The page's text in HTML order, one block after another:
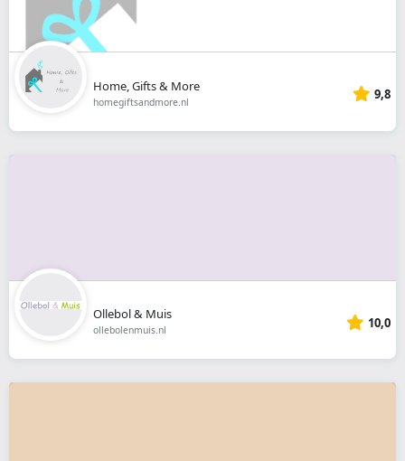
Home, Gifts & More
homegiftsandmore.nl 9,8
Ollebol & Muis
ollebolenmuis.nl 10,0